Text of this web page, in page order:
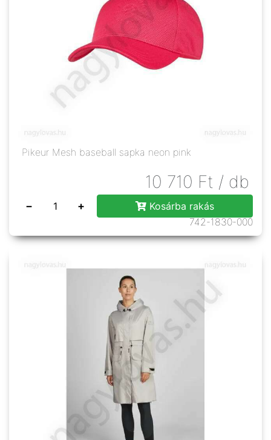
Pikeur Mesh baseball sapka neon pink
10 710 Ft / db
− +
Kosárba rakás
742-1830-000